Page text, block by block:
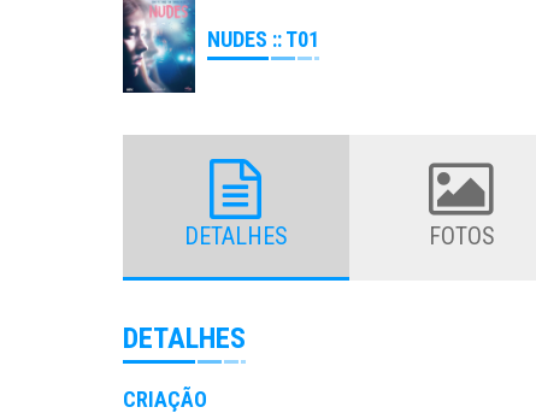
NUDES :: T01
DETALHES FOTOS
DETALHES
CRIAÇÃO